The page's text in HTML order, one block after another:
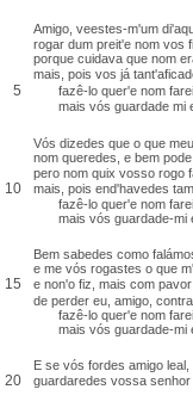
Amigo, veestes-m'um
rogar dum preit'e nom vos
porque cuidava que nom
mais, pois vos já tant'
5
fazê-lo quer'e nom
mais vós guardade mi
Vós dizedes que o que
nom queredes , e bem
pero nom quix vosso rogo
10 mais, pois end'havedes
fazê-lo quer'e nom farei
mais vós guardade-mi
Bem sabedes como
e me vós rogastes o que
15
e non'o fiz, mais com
de perder eu, amigo,
fazê-lo quer'e nom farei
mais vós guardade-mi
E se vós fordes amigo leal,
20 guardaredes vossa senhor